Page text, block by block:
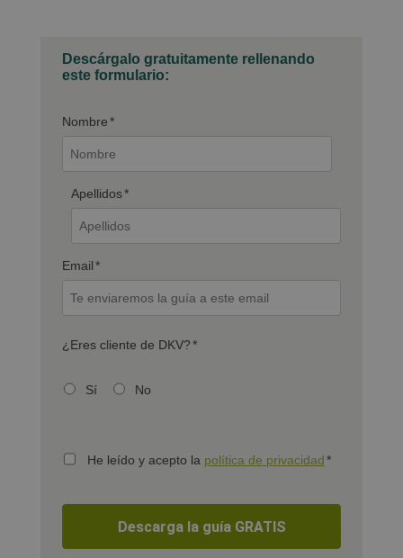
Descárgalo gratuitamente rellenando
este formulario:
Nombre*
Apellidos*
Email*
¿Eres cliente de DKV?*
Sí No
He leído y acepto la política de privacidad*